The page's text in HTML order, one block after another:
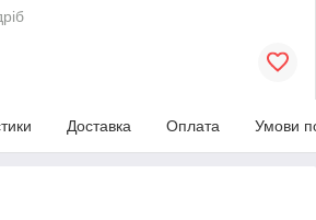
Доставка Оплата Умови